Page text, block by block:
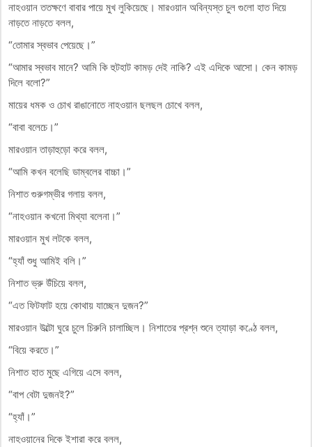
নাহওয়ান ততক্ষণে বাবার পায়ে মুখ লুকিয়েছে। মারওয়ান অবিন্যস্ত চুল গুলো হাত দিয়ে
নাড়তে নাড়তে বলল,
“তোমার স্বভাব পেয়েছে।”
“আমার স্বভাব মানে? আমি কি হুটহাট কামড় দেই নাকি? এই এদিকে আসো। কেন কামড়
দিলে বলো?”
মায়ের ধমক ও চোখ রাঙানোতে নাহওয়ান ছলছল চোখে বলল,
“বাবা বলেচে।”
মারওয়ান তাড়াহুড়ো করে বলল,
“আমি কখন বলেছি ডাম্বলের বাচ্চা।”
নিশাত গুরুগম্ভীর গলায় বলল,
“নাহওয়ান কখনো মিথ্যা বলেনা।”
মারওয়ান মুখ লটকে বলল,
“হ্যাঁ শুধু আমিই বলি।”
নিশাত ভ্রু উঁচিয়ে বলল,
“এত ফিটফাট হয়ে কোথায় যাচ্ছেন দুজন?”
মারওয়ান উল্টো ঘুরে চুলে চিরুনি চালাচ্ছিল। নিশাতের প্রশ্ন শুনে ত্যাড়া কণ্ঠে বলল,
“বিয়ে করতে।”
নিশাত হাত মুছে এগিয়ে এসে বলল,
“বাপ বেটা দুজনই?”
“হ্যাঁ।”
নাহওয়ানের দিকে ইশারা করে বলল,